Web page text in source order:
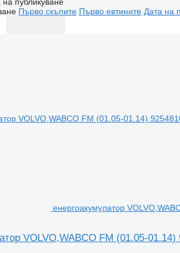
Първо скъпите Първо евтините Дата на
енергоакумулатор
VOLVO,WABCO FM (01.05-